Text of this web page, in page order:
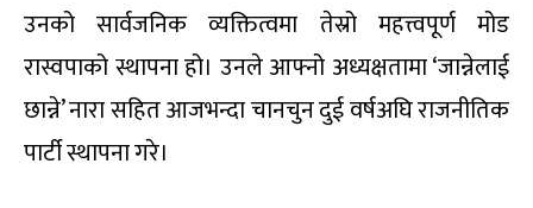
उनको सार्वजनिक व्यक्तित्वमा तेस्रो महत्त्वपूर्ण मोड
रास्वपाको स्थापना हो। उनले आफ्नो अध्यक्षतामा ‘जान्नेलाई
छान्ने’ नारा सहित आजभन्दा चानचुन दुई वर्षअघि राजनीतिक
पार्टी स्थापना गरे।